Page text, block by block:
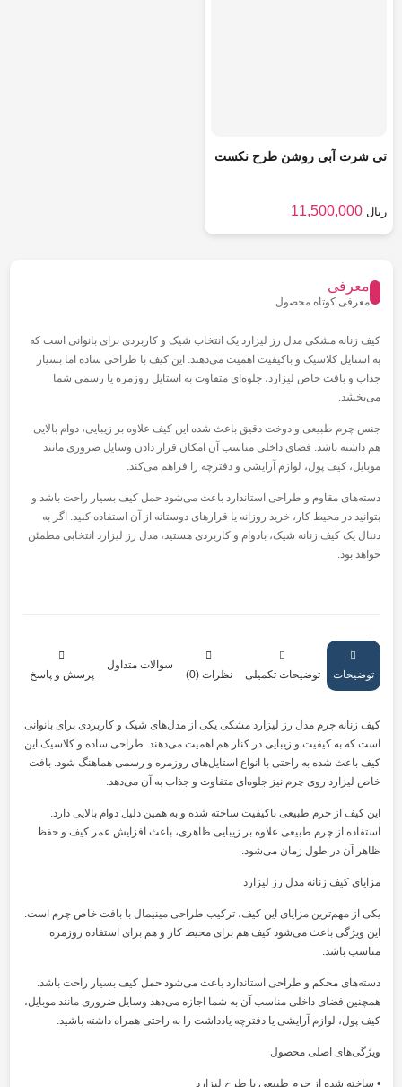
تی شرت آبی روشن طرح نکست
11,500,000 ریال
معرفی
معرفی کوتاه محصول
کیف زنانه مشکی مدل رز لیزارد یک انتخاب شیک و کاربردی برای بانوانی است که
به استایل کلاسیک و باکیفیت اهمیت می‌دهند. این کیف با طراحی ساده اما بسیار
جذاب و بافت خاص لیزارد، جلوه‌ای متفاوت به استایل روزمره یا رسمی شما
می‌بخشد.
جنس چرم طبیعی و دوخت دقیق باعث شده این کیف علاوه بر زیبایی، دوام بالایی
هم داشته باشد. فضای داخلی مناسب آن امکان قرار دادن وسایل ضروری مانند
موبایل، کیف پول، لوازم آرایشی و دفترچه را فراهم می‌کند.
دسته‌های مقاوم و طراحی استاندارد باعث می‌شود حمل کیف بسیار راحت باشد و
بتوانید در محیط کار، خرید روزانه یا قرارهای دوستانه از آن استفاده کنید. اگر به
دنبال یک کیف زنانه شیک، بادوام و کاربردی هستید، مدل رز لیزارد انتخابی مطمئن
خواهد بود.
توضیحات توضیحات تکمیلی نظرات (0)
سوالات متداول
پرسش و پاسخ
کیف زنانه چرم مدل رز لیزارد مشکی یکی از مدل‌های شیک و کاربردی برای بانوانی
است که به کیفیت و زیبایی در کنار هم اهمیت می‌دهند. طراحی ساده و کلاسیک این
کیف باعث شده به راحتی با انواع استایل‌های روزمره و رسمی هماهنگ شود. بافت
خاص لیزارد روی چرم نیز جلوه‌ای متفاوت و جذاب به آن می‌دهد.
این کیف از چرم طبیعی باکیفیت ساخته شده و به همین دلیل دوام بالایی دارد.
استفاده از چرم طبیعی علاوه بر زیبایی ظاهری، باعث افزایش عمر کیف و حفظ
ظاهر آن در طول زمان می‌شود.
مزایای کیف زنانه مدل رز لیزارد
یکی از مهم‌ترین مزایای این کیف، ترکیب طراحی مینیمال با بافت خاص چرم است.
این ویژگی باعث می‌شود کیف هم برای محیط کار و هم برای استفاده روزمره
مناسب باشد.
دسته‌های محکم و طراحی استاندارد باعث می‌شود حمل کیف بسیار راحت باشد.
همچنین فضای داخلی مناسب آن به شما اجازه می‌دهد وسایل ضروری مانند موبایل،
کیف پول، لوازم آرایشی یا دفترچه یادداشت را به راحتی همراه داشته باشید.
ویژگی‌های اصلی محصول
• ساخته شده از چرم طبیعی با طرح لیزارد